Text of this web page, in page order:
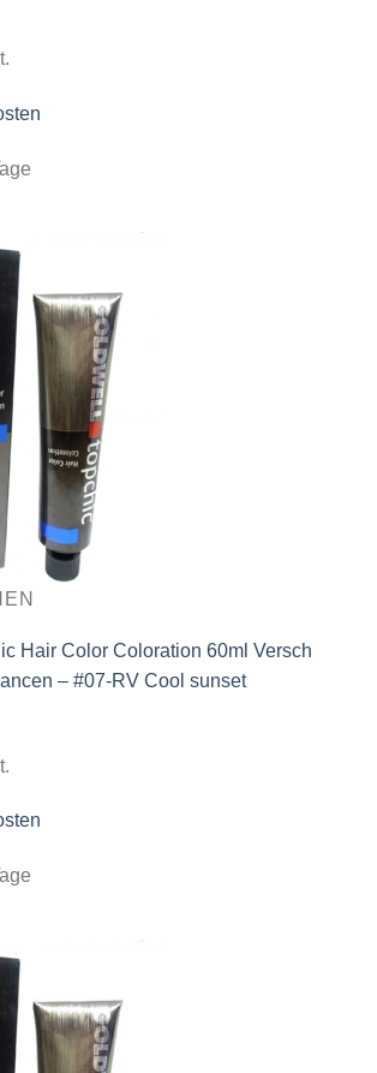
Hair Color Coloration 60ml Versch
– #07-RV Cool sunset